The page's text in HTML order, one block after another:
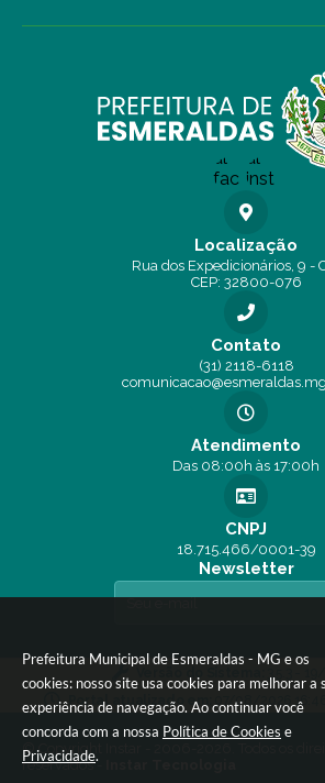
Prefeitura Municipal de Esmeraldas - MG e os
cookies: nosso site usa cookies para melhorar a
experiência de navegação. Ao continuar você
concorda com a nossa Política de Cookies e
Privacidade.
Localização
Rua dos Expedicionários, 9 -
CEP: 32800-076
Contato
(31) 2118-6118
Atendimento
Das 08:00h às 17:00h
CNPJ
18.715.466/0001-39
Newsletter
Portal atualizado em:
07/08/2026 16:46
© Copyright Instar - 2006-2026. Todos os
reservados -